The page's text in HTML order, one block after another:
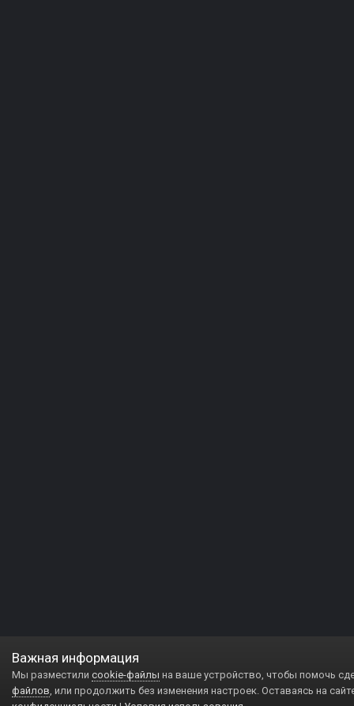
Важная информация
Мы разместили cookie-файлы на ваше устройство, чтобы помочь
файлов, или продолжить без изменения настроек. Оставаясь на